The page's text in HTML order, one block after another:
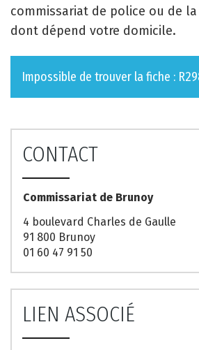
commissariat de police ou de
dont dépend votre domicile.
Impossible de trouver la fiche :
CONTACT
Commissariat de Brunoy
4 boulevard Charles de Gaulle
91 800 Brunoy
01 60 47 91 50
LIEN ASSOCIÉ